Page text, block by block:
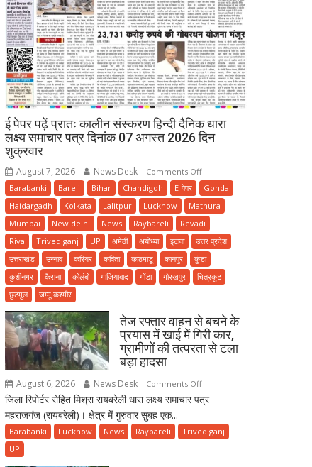
ई पेपर पढ़ें प्रातः कालीन संस्करण हिन्दी दैनिक धारा
लक्ष्य समाचार पत्र दिनांक 07 अगस्त 2026 दिन
शुक्रवार
August 7, 2026 News Desk Comments Offon
पेपर
पढ़ें
प्रातः
कालीन
संस्करण
हिन्दी
लक्ष्य
समाचार
अगस्त
दिन
Barabanki Bareli Bihar Chandigdh E-पेपर
Gonda
Haidargadh
Kolkata Lalitpur Lucknow
Mathura
Mumbai
New delhi News Raybareli
Revadi
Riva
Trivediganj UP अमेठी अयोध्या इटावा
उत्तर प्रदेश
उत्तराखंड
उन्नाव करियर कविता काठमांडू कानपुर
कुंडा
कुशीनगर
कैराना कोलंबो गाजियाबाद गोंडा गोरखपुर
चित्रकूट
छुटमुल
जम्मू कश्मीर
तेज रफ्तार वाहन से बचने के
प्रयास में खाई में गिरी कार,
ग्रामीणों की तत्परता से टला
बड़ा हादसा
August 6, 2026 News Desk Comments Offon
तेज
वाहन
जिला रिपोर्टर रोहित मिश्रा रायबरेली धारा लक्ष्य समाचार पत्र
महराजगंज (रायबरेली)। क्षेत्र में गुरुवार सुबह एक...
Barabanki Lucknow News Raybareli
Trivediganj
UP